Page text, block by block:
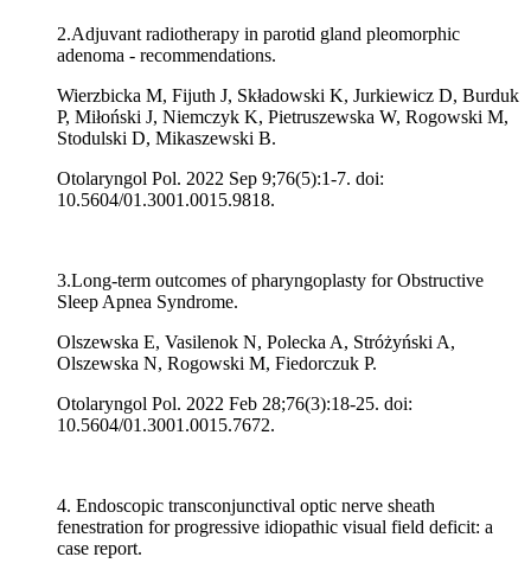
2.Adjuvant radiotherapy in parotid gland pleomorphic
adenoma - recommendations.
Wierzbicka M, Fijuth J, Składowski K, Jurkiewicz D, Burduk
P, Miłoński J, Niemczyk K, Pietruszewska W, Rogowski M,
Stodulski D, Mikaszewski B.
Otolaryngol Pol. 2022 Sep 9;76(5):1-7. doi:
10.5604/01.3001.0015.9818.
3.Long-term outcomes of pharyngoplasty for Obstructive
Sleep Apnea Syndrome.
Olszewska E, Vasilenok N, Polecka A, Stróżyński A,
Olszewska N, Rogowski M, Fiedorczuk P.
Otolaryngol Pol. 2022 Feb 28;76(3):18-25. doi:
10.5604/01.3001.0015.7672.
4. Endoscopic transconjunctival optic nerve sheath
fenestration for progressive idiopathic visual field deficit: a
case report.